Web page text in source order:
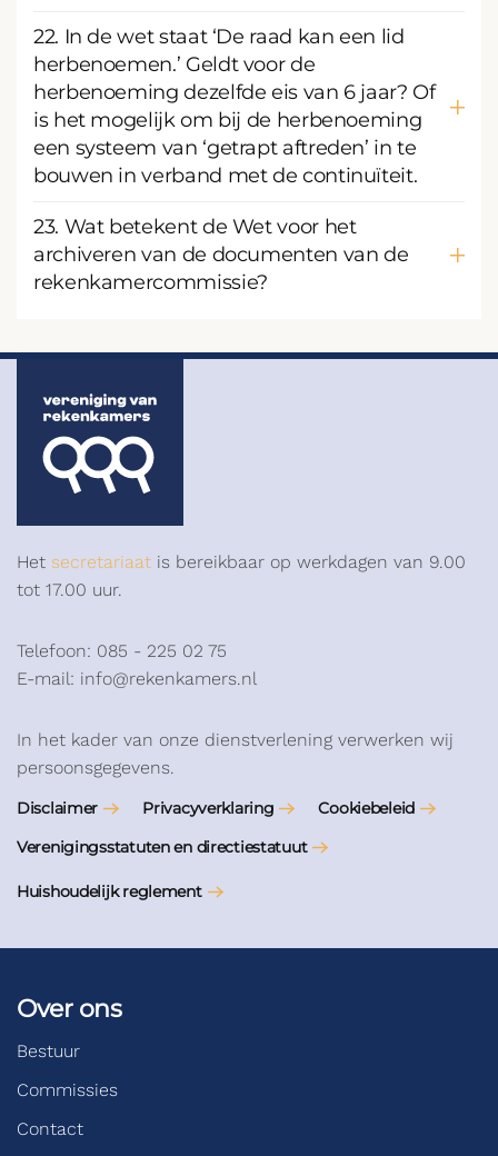
22. In de wet staat ‘De raad kan een lid
herbenoemen.’ Geldt voor de
herbenoeming dezelfde eis van 6 jaar? Of
is het mogelijk om bij de herbenoeming
een systeem van ‘getrapt aftreden’ in te
bouwen in verband met de continuïteit.
23. Wat betekent de Wet voor het
archiveren van de documenten van de
rekenkamercommissie?
Het secretariaat is bereikbaar op werkdagen van 9.00
tot 17.00 uur.
Telefoon: 085 - 225 02 75
E-mail: info@rekenkamers.nl
In het kader van onze dienstverlening verwerken wij
persoonsgegevens.
Disclaimer Privacyverklaring
Cookiebeleid
Verenigingsstatuten en directiestatuut
Huishoudelijk reglement
Over ons
Bestuur
Commissies
Contact